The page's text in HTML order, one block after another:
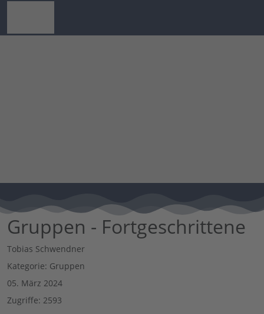
Gruppen - Fortgeschrittene
Tobias Schwendner
Kategorie: Gruppen
05. März 2024
Zugriffe: 2593